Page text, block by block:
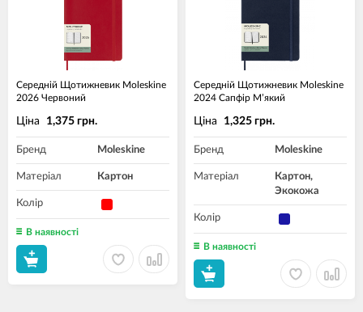
Середній Щотижневик Moleskine
2026 Червоний
Ціна 1,375 грн.
Бренд Moleskine
Матеріал Картон
Колір
В наявності
Середній Щотижневик Moleskine
2024 Сапфір М’який
Ціна 1,325 грн.
Бренд Moleskine
Матеріал
Картон,
Экокожа
Колір
В наявності